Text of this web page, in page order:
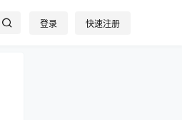
登录 快速注册